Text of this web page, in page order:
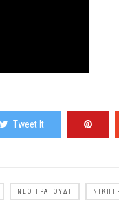
Tweet It
ΝΈΟ ΤΡΑΓΟΎΔΙ